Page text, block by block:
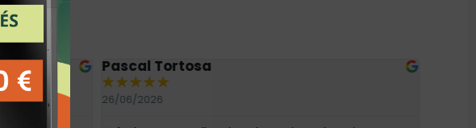
Pascal Tortosa
★★★★★
26/06/2026